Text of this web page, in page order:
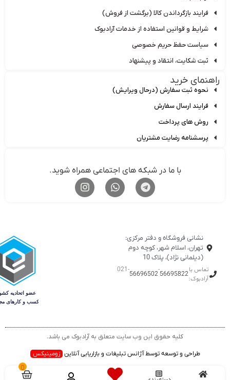
فرایند بازگرداندن کالا (برگشت از فروش)
شرایط و قوانین استفاده از خدمات آرادبوک
سیاست حفظ حریم خصوصی
ثبت شکایت، انتقاد و پیشنهاد
راهنمای خرید
نحوه ثبت سفارش (درحال ویرایش)
فرایند ارسال سفارش
روش های پرداخت
پرسشنامه رضایت مشتریان
با ما در شبکه های اجتماعی همراه شوید.
نشانی فروشگاه و دفتر مرکزی:
تهران، اسلام شهر، کوچه دوم
(دیلمانی نژاد)، پلاک 10
تماس با
آرادبوک:
56695822
-
56696502
-021
کلیه حقوق این وب سایت متعلق به آرادبوک می باشد.
طراحی و توسعه توسط آژانس تبلیغات و بازاریابی آنلاین زومینیکس